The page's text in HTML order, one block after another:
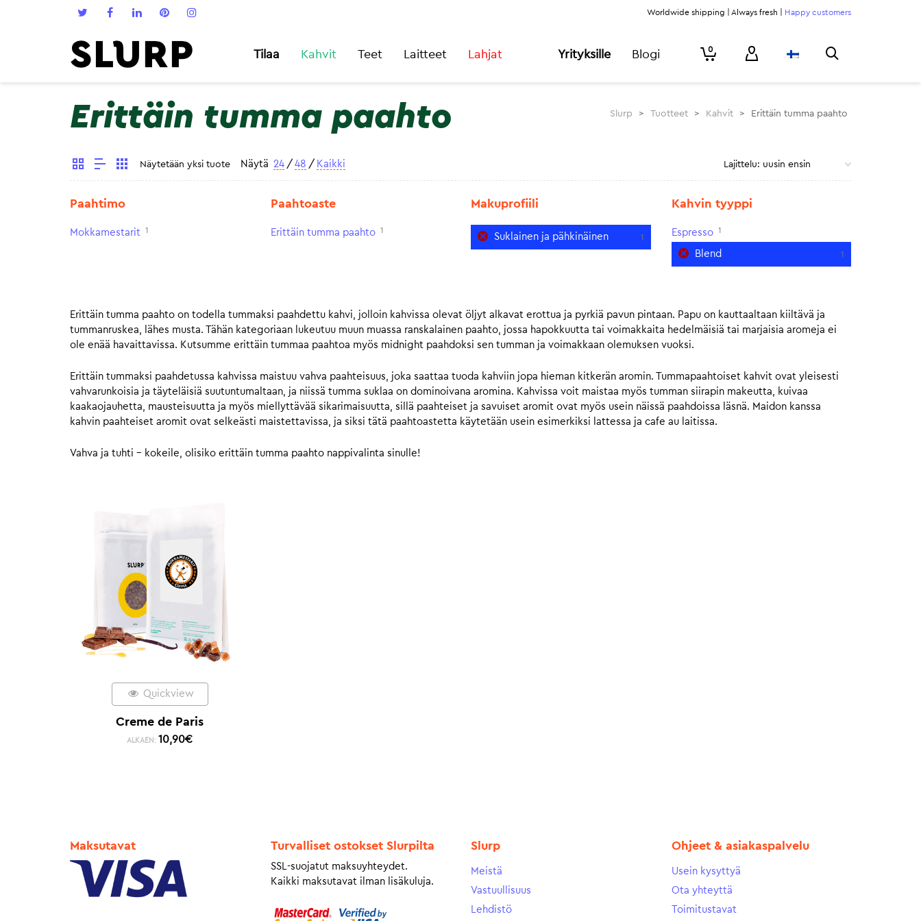
Worldwide shipping | Always fresh | Happy customers
Tilaa Kahvit Teet Laitteet Lahjat Yrityksille Blogi 0
Erittäin tumma paahto Slurp > Tuotteet > Kahvit > Erittäin tumma paahto
Näytetään yksi tuote Näytä 24 / 48 / Kaikki
Paahtimo
Mokkamestarit 1
Paahtoaste
Erittäin tumma paahto 1
Makuprofiili
Suklainen ja pähkinäinen 1
Kahvin tyyppi
Espresso 1
Blend 1
Erittäin tumma paahto on todella tummaksi paahdettu kahvi, jolloin kahvissa olevat öljyt alkavat erottua ja pyrkiä pavun pintaan. Papu on kauttaaltaan kiiltävä ja
tummanruskea, lähes musta. Tähän kategoriaan lukeutuu muun muassa ranskalainen paahto, jossa hapokkuutta tai voimakkaita hedelmäisiä tai marjaisia aromeja ei
ole enää havaittavissa. Kutsumme erittäin tummaa paahtoa myös midnight paahdoksi sen tumman ja voimakkaan olemuksen vuoksi.
Erittäin tummaksi paahdetussa kahvissa maistuu vahva paahteisuus, joka saattaa tuoda kahviin jopa hieman kitkerän aromin. Tummapaahtoiset kahvit ovat yleisesti
vahvarunkoisia ja täyteläisiä suutuntumaltaan, ja niissä tumma suklaa on dominoivana aromina. Kahvissa voit maistaa myös tumman siirapin makeutta, kuivaa
kaakaojauhetta, mausteisuutta ja myös miellyttävää sikarimaisuutta, sillä paahteiset ja savuiset aromit ovat myös usein näissä paahdoissa läsnä. Maidon kanssa
kahvin paahteiset aromit ovat selkeästi maistettavissa, ja siksi tätä paahtoastetta käytetään usein esimerkiksi lattessa ja cafe au laitissa.
Vahva ja tuhti – kokeile, olisiko erittäin tumma paahto nappivalinta sinulle!
Quickview
Creme de Paris
ALKAEN: 10,90€
Maksutavat Turvalliset ostokset Slurpilta
SSL-suojatut maksuyhteydet.
Kaikki maksutavat ilman lisäkuluja.
Slurp
Meistä
Vastuullisuus
Lehdistö
Ohjeet & asiakaspalvelu
Usein kysyttyä
Ota yhteyttä
Toimitustavat